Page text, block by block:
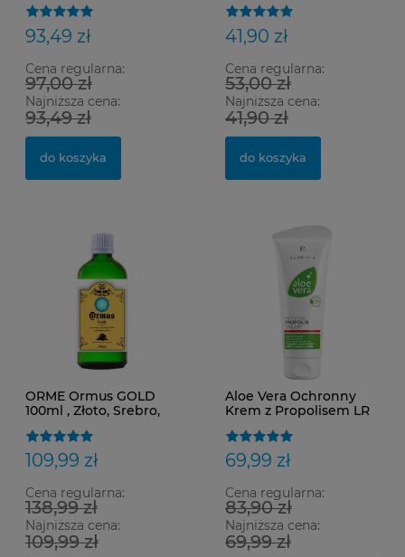
uczucia zmęczenia i
znużenia
93,49 zł
Cena regularna:
97,00 zł
Najniższa cena:
93,49 zł
do koszyka
41,90 zł
Cena regularna:
53,00 zł
Najniższa cena:
41,90 zł
do koszyka
ORME Ormus GOLD
100ml , Złoto, Srebro,
Zawiesina 90%
109,99 zł
Cena regularna:
138,99 zł
Najniższa cena:
109,99 zł
Aloe Vera Ochronny
Krem z Propolisem LR
69,99 zł
Cena regularna:
83,90 zł
Najniższa cena:
69,99 zł